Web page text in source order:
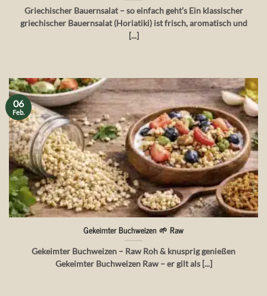
Griechischer Bauernsalat – so einfach geht’s Ein klassischer
griechischer Bauernsalat (Horiatiki) ist frisch, aromatisch und
[...]
Gekeimter Buchweizen 🌱 Raw
Gekeimter Buchweizen – Raw Roh & knusprig genießen
Gekeimter Buchweizen Raw – er gilt als [...]
06
Feb.